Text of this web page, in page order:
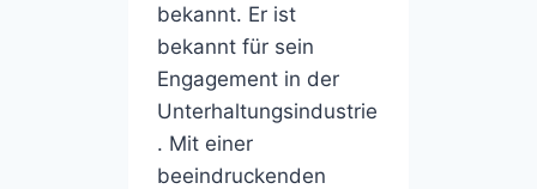
bekannt. Er ist
bekannt für sein
Engagement in der
Unterhaltungsindustrie
. Mit einer
beeindruckenden